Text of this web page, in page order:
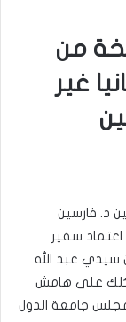
من
غير
د. فارسين
اعتماد سفير
سيدي عبد الله
على هامش
الـ165 المستأنفة لمجلس جامعة الدول